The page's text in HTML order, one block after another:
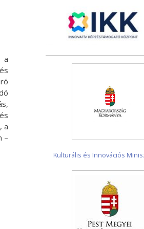
a
a
–
Kulturális és Innovációs